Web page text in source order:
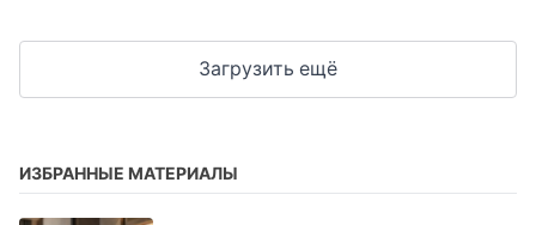
Загрузить ещё
ИЗБРАННЫЕ МАТЕРИАЛЫ